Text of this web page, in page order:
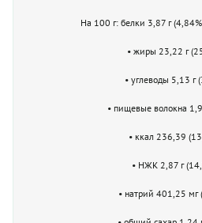
На 100 г: белки 3,87 г
• жиры 23,22 г
• углеводы 5,13 г
• пищевые волокна
• ккал 236,39
• НЖК 2,87 г
• натрий 401,25 мг